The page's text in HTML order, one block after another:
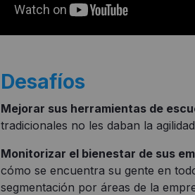
Desafíos
Mejorar sus herramientas de
tradicionales no les daban la
Monitorizar el bienestar de sus
cómo se encuentra su gente en
segmentación por áreas de la